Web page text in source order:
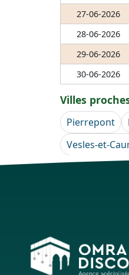
27-06-2026
28-06-2026
29-06-2026
30-06-2026
Villes
Pierrepont
Vesles-et-